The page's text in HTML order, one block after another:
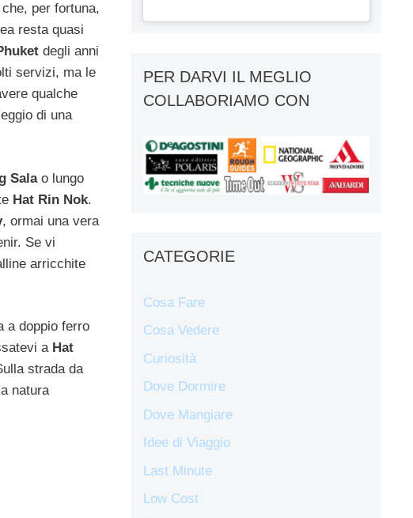
per fortuna,
resta quasi
degli anni
servizi, ma le
qualche
di una
Salao lungo
Hat Rin Nok.
, ormai una vera
Se vi
arricchite
a doppio ferro
a Hat
strada da
natura
PER DARVI IL MEGLIO
COLLABORIAMO CON
CATEGORIE
Cosa Fare
Cosa Vedere
Curiosità
Dove Dormire
Dove Mangiare
Idee di Viaggio
Last Minute
Low Cost